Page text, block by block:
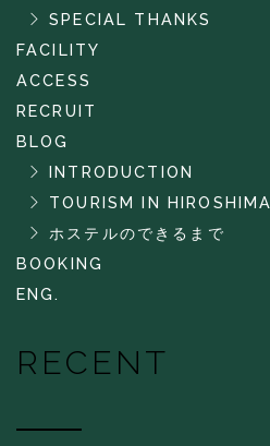
SPECIAL THANKS
FACILITY
ACCESS
RECRUIT
BLOG
INTRODUCTION
TOURISM IN HIROSHIMA
ホステルのできるまで
BOOKING
ENG.
RECENT